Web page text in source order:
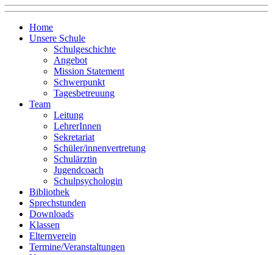
Home
Unsere Schule
Schulgeschichte
Angebot
Mission Statement
Schwerpunkt
Tagesbetreuung
Team
Leitung
LehrerInnen
Sekretariat
Schüler/innenvertretung
Schulärztin
Jugendcoach
Schulpsychologin
Bibliothek
Sprechstunden
Downloads
Klassen
Elternverein
Termine/Veranstaltungen